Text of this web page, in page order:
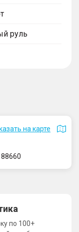
руль
на карте
по 100+